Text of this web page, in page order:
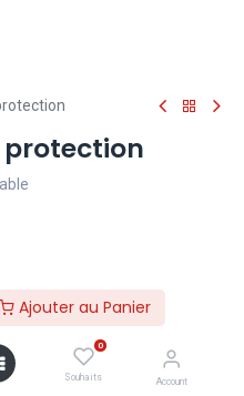
Ajouter au Panier
0
Souhaits Account
protection
au Panier